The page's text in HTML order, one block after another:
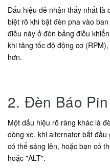
Dấu hiệu dễ nhận thấy nhất là
biệt rõ khi bật đèn pha vào
điều này ở đèn bảng điều
khi tăng tốc độ động cơ
hơn.
2. Đèn Báo
Một dấu hiệu rõ ràng khác là
dòng xe, khi alternator bắt
có thể sáng lên, hoặc bạn có
hoặc "ALT".